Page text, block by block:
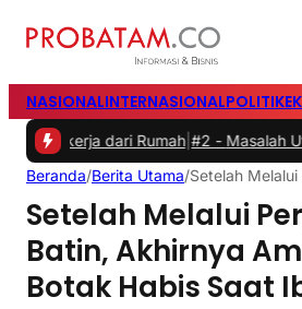
NASIONALINTERNASIONALPOLITIK
dari Rumah|#2 -Masalah Utama
Beranda/Berita Utama/Setelah
Setelah Melalui
Batin, Akhirnya
Botak Habis Saat